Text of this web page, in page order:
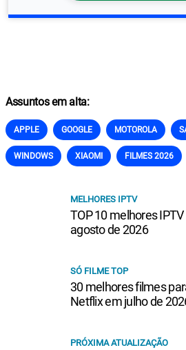
Assuntos em alta:
APPLE GOOGLE MOTOROLA
WINDOWS XIAOMI FILMES 2026
MELHORES IPTV
TOP 10 melhores
agosto de 2026
SÓ FILME TOP
30 melhores filmes
Netflix em julho de
PRÓXIMA ATUALIZAÇÃO